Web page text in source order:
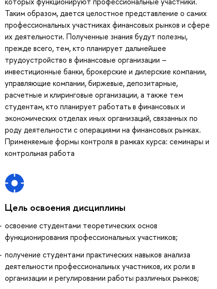
Таким образом, дается целостное представление о самих
профессиональных участниках финансовых рынков и сфере
их деятельности. Полученные знания будут полезны,
прежде всего, тем, кто планирует дальнейшее
трудоустройство в финансовые организации –
инвестиционные банки, брокерские и дилерские компании,
управляющие компании, биржевые, депозитарные,
расчетные и клиринговые организации, а также тем
студентам, кто планирует работать в финансовых и
экономических отделах иных организаций, связанных по
роду деятельности с операциями на финансовых рынках.
Применяемые формы контроля в рамках курса: семинары и
контрольная работа
Цель освоения дисциплины
освоение студентами теоретических основ
функционирования профессиональных участников;
получение студентами практических навыков анализа
деятельности профессиональных участников, их роли в
организации и регулировании работы различных рынков;